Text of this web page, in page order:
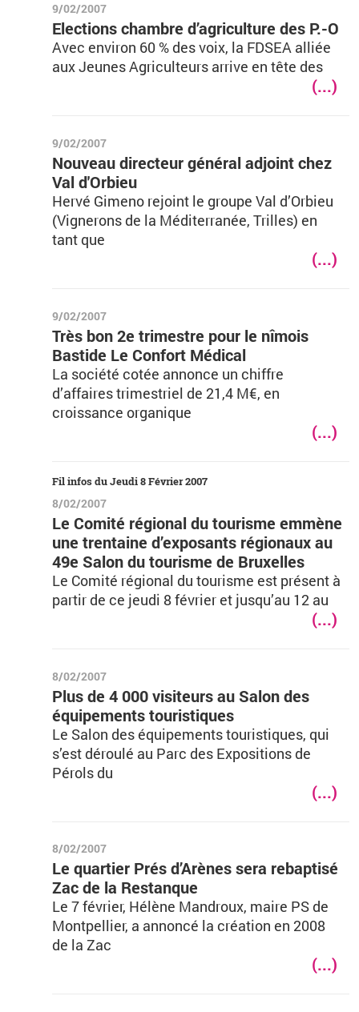
9/02/2007
Elections chambre d’agriculture des P.-O
Avec environ 60 % des voix, la FDSEA alliée
aux Jeunes Agriculteurs arrive en tête des
(...)
9/02/2007
Nouveau directeur général adjoint chez
Val d'Orbieu
Hervé Gimeno rejoint le groupe Val d’Orbieu
(Vignerons de la Méditerranée, Trilles) en
tant que
(...)
9/02/2007
Très bon 2e trimestre pour le nîmois
Bastide Le Confort Médical
La société cotée annonce un chiffre
d’affaires trimestriel de 21,4 M€, en
croissance organique
(...)
Fil infos du Jeudi 8 Février 2007
8/02/2007
Le Comité régional du tourisme emmène
une trentaine d’exposants régionaux au
49e Salon du tourisme de Bruxelles
Le Comité régional du tourisme est présent à
partir de ce jeudi 8 février et jusqu’au 12 au
(...)
8/02/2007
Plus de 4 000 visiteurs au Salon des
équipements touristiques
Le Salon des équipements touristiques, qui
s’est déroulé au Parc des Expositions de
Pérols du
(...)
8/02/2007
Le quartier Prés d’Arènes sera rebaptisé
Zac de la Restanque
Le 7 février, Hélène Mandroux, maire PS de
Montpellier, a annoncé la création en 2008
de la Zac
(...)